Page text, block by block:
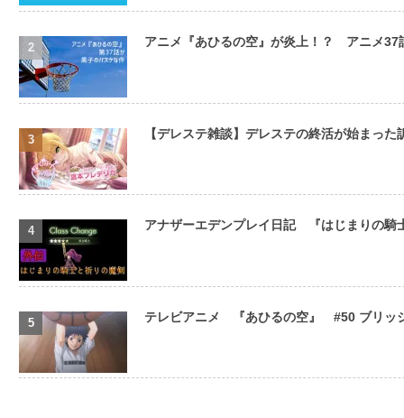
アニメ『あひるの空』が炎上！？ アニメ37
【デレステ雑談】デレステの終活が始まっ
アナザーエデンプレイ日記 『はじまりの騎
テレビアニメ 『あひるの空』 #50 ブリッ